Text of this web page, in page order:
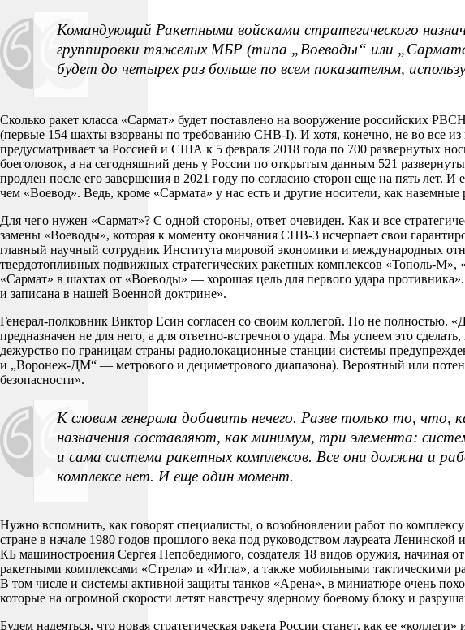
Командующий Ракетными войсками стратегического
группировки тяжелых МБР (типа „Воеводы“ или
будет до четырех раз больше по всем показателям,
Сколько ракет класса «Сармат» будет поставлено на вооружение российских
(первые 154 шахты взорваны по требованию СНВ-I). И хотя, конечно, не во все из
предусматривает за Россией и США к 5 февраля 2018 года по 700 развернутых
боеголовок, а на сегодняшний день у России по открытым данным 521
продлен после его завершения в 2021 году по согласию сторон еще на пять лет.
чем «Воевод». Ведь, кроме «Сармата» у нас есть и другие носители, как
Для чего нужен «Сармат»? С одной стороны, ответ очевиден. Как и все
замены «Воеводы», которая к моменту окончания СНВ-3 исчерпает свои
главный научный сотрудник Института мировой экономики и международных
твердотопливных подвижных стратегических ракетных комплексов «Тополь-
«Сармат» в шахтах от «Воеводы» — хорошая цель для первого удара
и записана в нашей Военной доктрине».
Генерал-полковник Виктор Есин согласен со своим коллегой. Но не
предназначен не для него, а для ответно-встречного удара. Мы успеем это
дежурство по границам страны радиолокационные станции системы
и „Воронеж-ДМ“ — метрового и дециметрового диапазона). Вероятный или
безопасности».
К словам генерала добавить нечего. Разве только то,
назначения составляют, как минимум, три элемента:
и сама система ракетных комплексов. Все они должна и
комплексе нет. И еще один момент.
Нужно вспомнить, как говорят специалисты, о возобновлении работ по
стране в начале 1980 годов прошлого века под руководством лауреата
КБ машиностроения Сергея Непобедимого, создателя 18 видов оружия, начиная
ракетными комплексами «Стрела» и «Игла», а также мобильными тактическими
В том числе и системы активной защиты танков «Арена», в миниатюре очень
которые на огромной скорости летят навстречу ядерному боевому блоку и
Будем надеяться, что новая стратегическая ракета России станет, как ее